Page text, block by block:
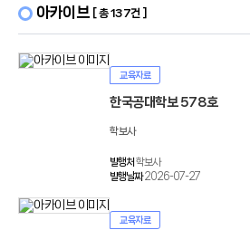
아카이브 [ 총 137건 ]
교육자료
한국공대학보 578호
학보사
발행처 학보사
발행날짜2026-07-27
교육자료